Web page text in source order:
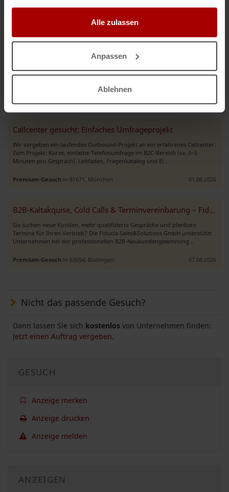
gesammelt haben.
Alle zulassen
Anpassen
Ablehnen
Deutschsprachiger Callcenter-Service – Jetzt freie Kapazitäten
Sie suchen einen zuverlässigen Partner für Ihren Kundenservice? Dann sind
Wochenenden! Ich biete professionelle deutschsprachige Cal ..
Callcenter gesucht: Einfaches Umfrageprojekt
Wir vergeben ein laufendes Outbound-Projekt an ein erfahrenes Callcenter.
Zum Projekt: Kurze, einfache Telefonumfrage im B2C-Bereich (ca. 3–5
Minuten pro Gespräch). Leitfaden, Fragenkatalog und Ei ..
Premium-Gesuch in 81671, München 01.08.2026
B2B-Kaltakquise, Cold Calls & Terminvereinbarung – Fiducia Sales&Solut
Sie suchen neue Kunden, mehr qualifizierte Gespräche und planbare
Termine für Ihren Vertrieb? Die Fiducia Sales&Solutions GmbH unterstützt
Unternehmen bei der professionellen B2B-Neukundengewinnung ..
Premium-Gesuch in 63654, Büdingen 07.08.2026
Nicht das passende Gesuch?
Dann lassen Sie sich kostenlos von Unternehmen finden:
Jetzt einen Auftrag vergeben.
GESUCH
Anzeige merken
Anzeige drucken
Anzeige melden
ANZEIGEN